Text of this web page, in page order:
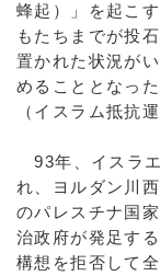
蜂起）」を起こ
もたちまでが投
置かれた状況が
めることとなっ
（イスラム抵抗
93年、イスラ
れ、ヨルダン川
のパレスチナ国
治政府が発足す
構想を拒否して